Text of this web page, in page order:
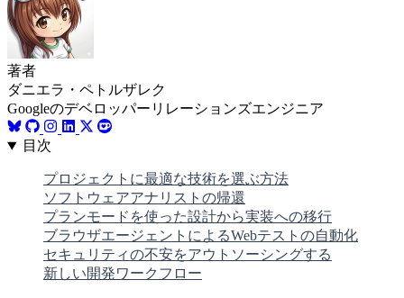
著者
ダニエラ・ペトルザレク
Googleのデベロッパーリレーションズエンジニア
目次
プロジェクトに最適な技術を選ぶ方法
ソフトウェアアナリストの帰還
プランモードを使った設計から実装への移行
ブラウザエージェントによるWebテストの自動化
セキュリティの不安をアウトソーシングする
新しい開発ワークフロー